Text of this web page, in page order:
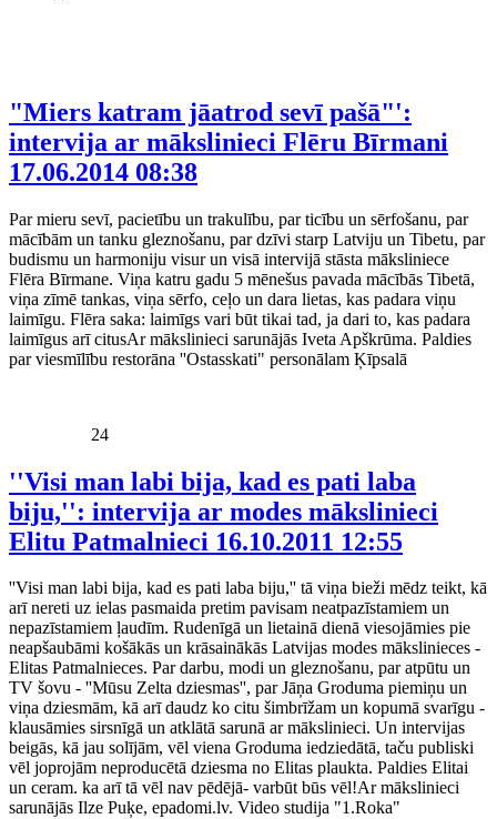
"Miers katram jāatrod sevī pašā"':
intervija ar mākslinieci Flēru Bīrmani
17.06.2014 08:38
Par mieru sevī, pacietību un trakulību, par ticību un sērfošanu, par
mācībām un tanku gleznošanu, par dzīvi starp Latviju un Tibetu, par
budismu un harmoniju visur un visā intervijā stāsta māksliniece
Flēra Bīrmane. Viņa katru gadu 5 mēnešus pavada mācībās Tibetā,
viņa zīmē tankas, viņa sērfo, ceļo un dara lietas, kas padara viņu
laimīgu. Flēra saka: laimīgs vari būt tikai tad, ja dari to, kas padara
laimīgus arī citusAr mākslinieci sarunājās Iveta Apškrūma. Paldies
par viesmīlību restorāna ''Ostasskati" personālam Ķīpsalā
24
''Visi man labi bija, kad es pati laba
biju,'': intervija ar modes mākslinieci
Elitu Patmalnieci 16.10.2011 12:55
''Visi man labi bija, kad es pati laba biju,'' tā viņa bieži mēdz teikt, kā
arī nereti uz ielas pasmaida pretim pavisam neatpazīstamiem un
nepazīstamiem ļaudīm. Rudenīgā un lietainā dienā viesojāmies pie
neapšaubāmi košākās un krāsainākās Latvijas modes mākslinieces -
Elitas Patmalnieces. Par darbu, modi un gleznošanu, par atpūtu un
TV šovu - ''Mūsu Zelta dziesmas'', par Jāņa Groduma piemiņu un
viņa dziesmām, kā arī daudz ko citu šimbrīžam un kopumā svarīgu -
klausāmies sirsnīgā un atklātā sarunā ar mākslinieci. Un intervijas
beigās, kā jau solījām, vēl viena Groduma iedziedātā, taču publiski
vēl joprojām neproducētā dziesma no Elitas plaukta. Paldies Elitai
un ceram. ka arī tā vēl nav pēdējā- varbūt būs vēl!Ar mākslinieci
sarunājās Ilze Puķe, epadomi.lv. Video studija "1.Roka"